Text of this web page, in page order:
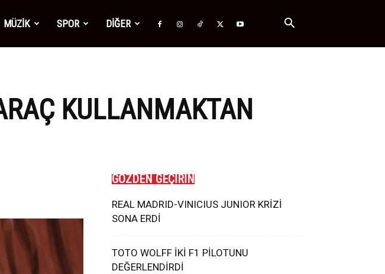
MÜZİK SPOR DİĞER
KULLANMAKTAN
GÖZDEN GEÇİRİN
REAL MADRID-VINICIUS JUNIOR KRİZİ
SONA ERDİ
TOTO WOLFF İKİ F1 PİLOTUNU
DEĞERLENDİRDİ